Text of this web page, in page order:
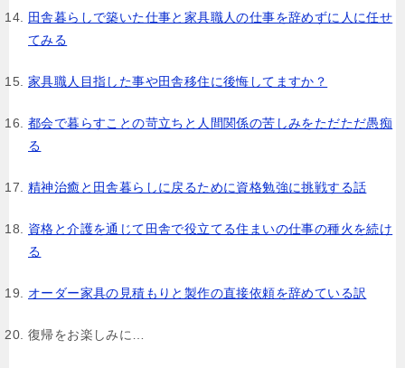
田舎暮らしで築いた仕事と家具職人の仕事を辞めずに人に任せ
てみる
家具職人目指した事や田舎移住に後悔してますか？
都会で暮らすことの苛立ちと人間関係の苦しみをただただ愚痴
る
精神治癒と田舎暮らしに戻るために資格勉強に挑戦する話
資格と介護を通じて田舎で役立てる住まいの仕事の種火を続け
る
オーダー家具の見積もりと製作の直接依頼を辞めている訳
復帰をお楽しみに…